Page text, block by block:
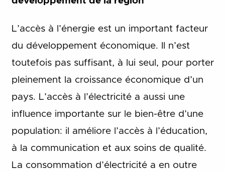
L’accès à l’énergie est un important facteur
du développement économique. Il n’est
toutefois pas suffisant, à lui seul, pour porter
pleinement la croissance économique d’un
pays. L’accès à l’électricité a aussi une
influence importante sur le bien-être d’une
population: il améliore l’accès à l’éducation,
à la communication et aux soins de qualité.
La consommation d’électricité a en outre